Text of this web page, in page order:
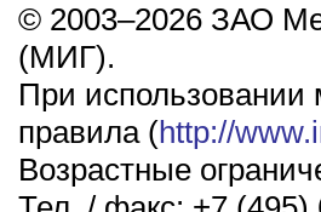
© 2003–2026 ЗАО
(МИГ).
При
правила (http://
Возрастные